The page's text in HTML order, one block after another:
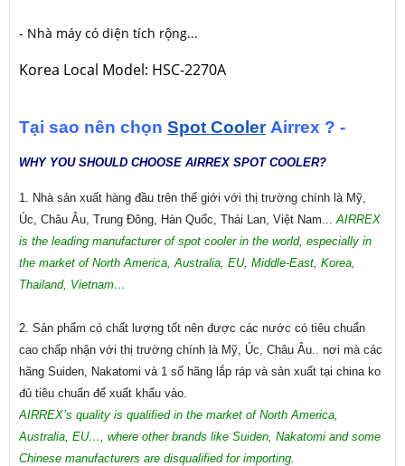
- Nhà máy có diện tích rộng...
Korea Local Model: HSC-2270A
Tại sao nên chọn Spot CoolerAirrex ? -
WHY YOU SHOULD CHOOSE AIRREX SPOT COOLER?
1. Nhà sản xuất hàng đầu trên thế giới với thị trường chính là Mỹ,
Úc, Châu Âu, Trung Đông, Hàn Quốc, Thái Lan, Việt Nam... AIRREX
is the leading manufacturer of spot cooler in the world, especially in
the market of North America, Australia, EU, Middle-East, Korea,
Thailand, Vietnam…
2. Sản phẩm có chất lượng tốt nên được các nước có tiêu chuẩn
cao chấp nhận với thị trường chính là Mỹ, Úc, Châu Âu.. nơi mà các
hãng Suiden, Nakatomi và 1 số hãng lắp ráp và sản xuất tại china ko
đủ tiêu chuẩn để xuất khẩu vào.
AIRREX’s quality is qualified in the market of North America,
Australia, EU…, where other brands like Suiden, Nakatomi and some
Chinese manufacturers are disqualified for importing.